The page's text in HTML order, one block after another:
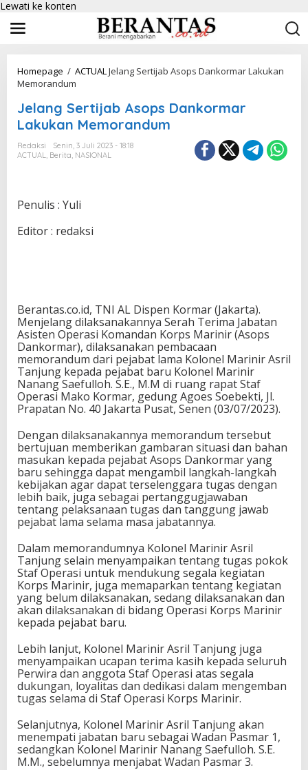
Lewati ke konten
Homepage / ACTUALJelang Sertijab Asops Dankormar Lakukan
Memorandum
Jelang Sertijab Asops Dankormar
Lakukan Memorandum
Redaksi
Senin, 3 Juli 2023 - 18:18
ACTUAL, Berita, NASIONAL
Penulis : Yuli
Editor : redaksi
Berantas.co.id, TNI AL Dispen Kormar (Jakarta).
Menjelang dilaksanakannya Serah Terima Jabatan
Asisten Operasi Komandan Korps Marinir (Asops
Dankormar), dilaksanakan pembacaan
memorandum dari pejabat lama Kolonel Marinir Asril
Tanjung kepada pejabat baru Kolonel Marinir
Nanang Saefulloh. S.E., M.M di ruang rapat Staf
Operasi Mako Kormar, gedung Agoes Soebekti, Jl.
Prapatan No. 40 Jakarta Pusat, Senen (03/07/2023).
Dengan dilaksanakannya memorandum tersebut
bertujuan memberikan gambaran situasi dan bahan
masukan kepada pejabat Asops Dankormar yang
baru sehingga dapat mengambil langkah-langkah
kebijakan agar dapat terselenggara tugas dengan
lebih baik, juga sebagai pertanggugjawaban
tentang pelaksanaan tugas dan tanggung jawab
pejabat lama selama masa jabatannya.
Dalam memorandumnya Kolonel Marinir Asril
Tanjung selain menyampaikan tentang tugas pokok
Staf Operasi untuk mendukung segala kegiatan
Korps Marinir, juga memaparkan tentang kegiatan
yang belum dilaksanakan, sedang dilaksanakan dan
akan dilaksanakan di bidang Operasi Korps Marinir
kepada pejabat baru.
Lebih lanjut, Kolonel Marinir Asril Tanjung juga
menyampaikan ucapan terima kasih kepada seluruh
Perwira dan anggota Staf Operasi atas segala
dukungan, loyalitas dan dedikasi dalam mengemban
tugas selama di Staf Operasi Korps Marinir.
Selanjutnya, Kolonel Marinir Asril Tanjung akan
menempati jabatan baru sebagai Wadan Pasmar 1,
sedangkan Kolonel Marinir Nanang Saefulloh. S.E.
M.M., sebelumnya menjabat Wadan Pasmar 3.